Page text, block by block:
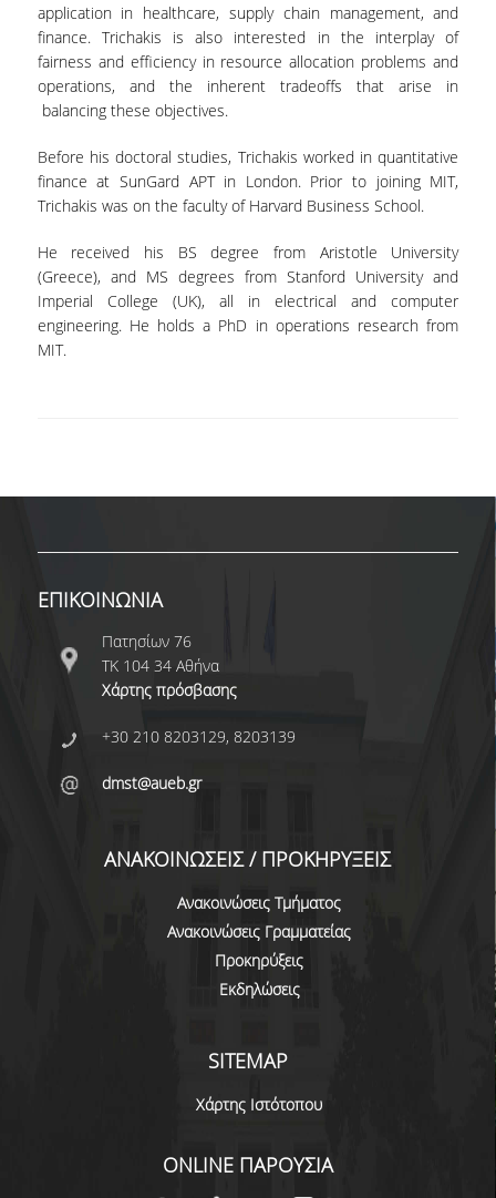
ΜΑΘΗΜΑΤΑ ΠΡΟΓΡΑΜΜΑΤΟΣ ΣΠΟΥΔΩΝ
ΜΑΘΗΜΑΤΑ ΕΛΕΥΘΕΡΗΣ ΕΠΙΛΟΓΗΣ ΑΠΟ
ΑΛΛΑ ΤΜΗΜΑΤΑ
ΒΡΑΒΕΙΑ ΕΡΓΑΣΙΩΝ
ΠΡΑΚΤΙΚΗ ΑΣΚΗΣΗ ΚΑΙ ΠΤΥΧΙΑΚΗ ΕΡΓΑΣΙΑ
ΕΥΚΑΙΡΙΕΣ ΓΙΑ ΠΡΑΚΤΙΚΗ ΑΣΚΗΣΗ
TESTIMONIALS ΠΡΑΚΤΙΚΗΣ ΑΣΚΗΣΗΣ
ΔΙΔΑΣΚΑΛΙΑ ΚΑΙ ΕΞΕΤΑΣΕΙΣ
ΠΡΟΓΡΑΜΜΑΤΑ ΜΕΤΑΠΤΥΧΙΑΚΩΝ ΣΠΟΥΔΩΝ
ΥΠΟΨΗΦΙΟΙ ΔΙΔΑΚΤΟΡΕΣ
ΕΡΕΥΝΗΤΙΚΑ ΣΕΜΙΝΑΡΙΑ
ΜΑΘΗΜΑΤΑ ΠΟΥ ΠΡΟΣΦΕΡΕΙ ΤΟ
ΣΥΝΕΡΓΑΖΟΜΕΝΑ ΠΑΝΕΠΙΣΤΗΜΙΑ
ΑΝΑΚΟΙΝΩΣΕΙΣ ΠΡΟΓΡΑΜΜΑΤΟΣ
ΕΓΓΡΑΦΑ - ΧΡΗΣΙΜΟΙ ΣΥΝΔΕΣΜΟΙ
ΠΟΛΙΤΙΚΗ ΔΙΑΣΦΑΛΙΣΗΣ ΠΟΙΟΤΗΤΑΣ
application in healthcare, supply chain management, and
finance. Trichakis is also interested in the interplay of
fairness and efficiency in resource allocation problems and
operations, and the inherent tradeoffs that arise in
balancing these objectives.
Before his doctoral studies, Trichakis worked in quantitative
finance at SunGard APT in London. Prior to joining MIT,
Trichakis was on the faculty of Harvard Business School.
He received his BS degree from Aristotle University
(Greece), and MS degrees from Stanford University and
Imperial College (UK), all in electrical and computer
engineering. He holds a PhD in operations research from
MIT.
ΕΠΙΚΟΙΝΩΝΙΑ
Πατησίων 76
ΤΚ 104 34 Αθήνα
Χάρτης πρόσβασης
+30 210 8203129, 8203139
dmst@aueb.gr
ΑΝΑΚΟΙΝΩΣΕΙΣ / ΠΡΟΚΗΡΥΞΕΙΣ
Ανακοινώσεις Τμήματος
Ανακοινώσεις Γραμματείας
Προκηρύξεις
Εκδηλώσεις
SITEMAP
Χάρτης Ιστότοπου
ONLINE ΠΑΡΟΥΣΙΑ